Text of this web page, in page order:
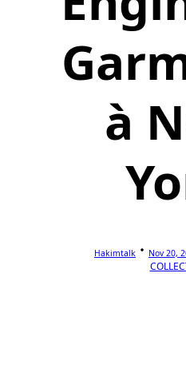
à
Hakimtalk Nov 20,